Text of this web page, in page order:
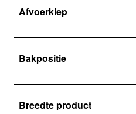
Afvoerklep
Bakpositie
Breedte product